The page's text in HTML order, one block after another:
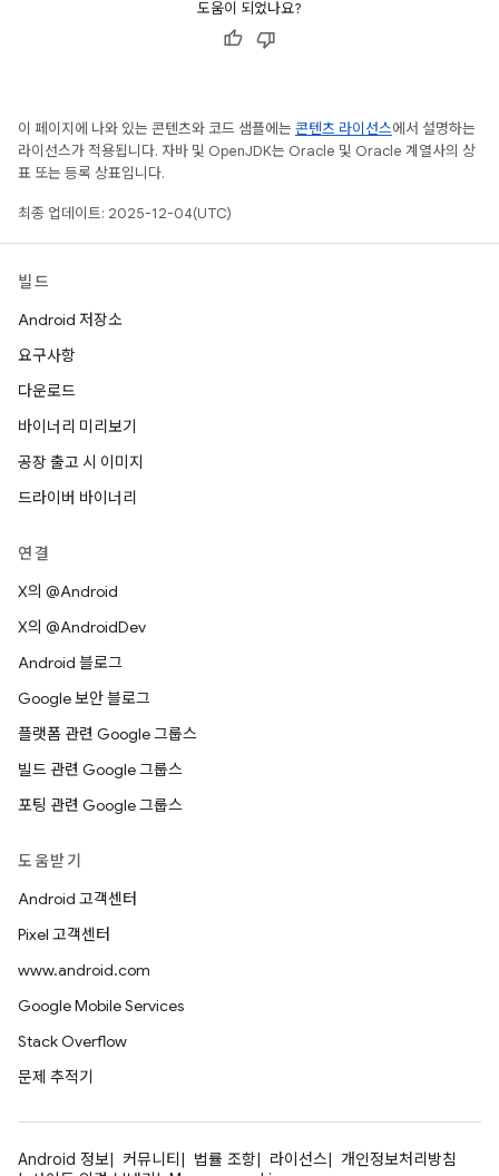
도움이 되었나요?
이 페이지에 나와 있는 콘텐츠와 코드 샘플에는 콘텐츠 라이선스에서 설명하는
라이선스가 적용됩니다. 자바 및 OpenJDK는 Oracle 및 Oracle 계열사의 상
표 또는 등록 상표입니다.
최종 업데이트: 2025-12-04(UTC)
빌드
Android 저장소
요구사항
다운로드
바이너리 미리보기
공장 출고 시 이미지
드라이버 바이너리
연결
X의 @Android
X의 @AndroidDev
Android 블로그
Google 보안 블로그
플랫폼 관련 Google 그룹스
빌드 관련 Google 그룹스
포팅 관련 Google 그룹스
도움받기
Android 고객센터
Pixel 고객센터
www.android.com
Google Mobile Services
Stack Overflow
문제 추적기
Android 정보 커뮤니티 법률 조항 라이선스
개인정보처리방침